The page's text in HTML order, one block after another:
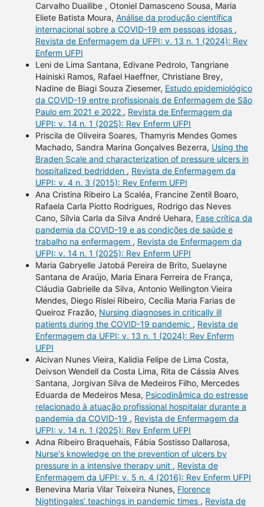
Carvalho Duailibe , Otoniel Damasceno Sousa, Maria
Eliete Batista Moura, Análise da produção científica
internacional sobre a COVID-19 em pessoas idosas ,
Revista de Enfermagem da UFPI: v. 13 n. 1 (2024): Rev
Enferm UFPI
Leni de Lima Santana, Edivane Pedrolo, Tangriane
Hainiski Ramos, Rafael Haeffner, Christiane Brey,
Nadine de Biagi Souza Ziesemer, Estudo epidemiológico
da COVID-19 entre profissionais de Enfermagem de São
Paulo em 2021 e 2022 , Revista de Enfermagem da
UFPI: v. 14 n. 1 (2025): Rev Enferm UFPI
Priscila de Oliveira Soares, Thamyris Mendes Gomes
Machado, Sandra Marina Gonçalves Bezerra, Using the
Braden Scale and characterization of pressure ulcers in
hospitalized bedridden , Revista de Enfermagem da
UFPI: v. 4 n. 3 (2015): Rev Enferm UFPI
Ana Cristina Ribeiro La Scaléa, Francine Zentil Boaro,
Rafaela Carla Piotto Rodrigues, Rodrigo das Neves
Cano, Sílvia Carla da Silva André Uehara, Fase crítica da
pandemia da COVID-19 e as condições de saúde e
trabalho na enfermagem , Revista de Enfermagem da
UFPI: v. 14 n. 1 (2025): Rev Enferm UFPI
Maria Gabryelle Jatobá Pereira de Brito, Suelayne
Santana de Araújo, Maria Einara Ferreira de França,
Cláudia Gabrielle da Silva, Antonio Wellington Vieira
Mendes, Diego Rislei Ribeiro, Cecília Maria Farias de
Queiroz Frazão, Nursing diagnoses in critically ill
patients during the COVID-19 pandemic , Revista de
Enfermagem da UFPI: v. 13 n. 1 (2024): Rev Enferm
UFPI
Alcivan Nunes Vieira, Kalidia Felipe de Lima Costa,
Deivson Wendell da Costa Lima, Rita de Cássia Alves
Santana, Jorgivan Silva de Medeiros Filho, Mercedes
Eduarda de Medeiros Mesa, Psicodinâmica do estresse
relacionado à atuação profissional hospitalar durante a
pandemia da COVID-19 , Revista de Enfermagem da
UFPI: v. 14 n. 1 (2025): Rev Enferm UFPI
Adna Ribeiro Braquehais, Fábia Sostisso Dallarosa,
Nurse's knowledge on the prevention of ulcers by
pressure in a intensive therapy unit , Revista de
Enfermagem da UFPI: v. 5 n. 4 (2016): Rev Enferm UFPI
Benevina Maria Vilar Teixeira Nunes, Florence
Nightingales’ teachings in pandemic times , Revista de